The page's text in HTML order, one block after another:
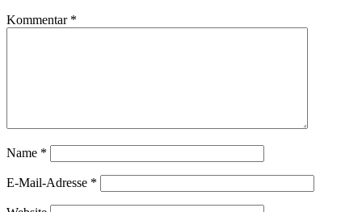
Kommentar *
Name *
E-Mail-Adresse *